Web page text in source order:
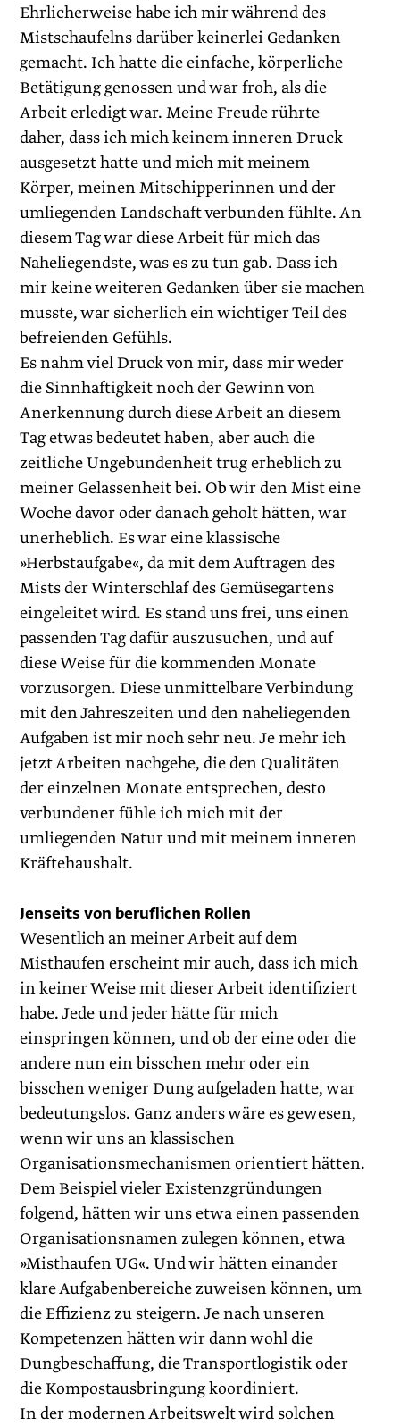
Ehrlicherweise habe ich mir während des
Mistschaufelns darüber keinerlei Gedanken
gemacht. Ich hatte die einfache, körperliche
Betätigung genossen und war froh, als die
Arbeit erledigt war. Meine Freude rührte
daher, dass ich mich keinem inneren Druck
ausgesetzt hatte und mich mit meinem
Körper, meinen Mitschipperinnen und der
umliegenden Landschaft verbunden fühlte. An
diesem Tag war diese Arbeit für mich das
Naheliegendste, was es zu tun gab. Dass ich
mir keine weiteren Gedanken über sie machen
musste, war sicherlich ein wichtiger Teil des
befreienden Gefühls.
Es nahm viel Druck von mir, dass mir weder
die Sinnhaftigkeit noch der Gewinn von
Anerkennung durch diese Arbeit an diesem
Tag etwas bedeutet haben, aber auch die
zeitliche Ungebundenheit trug erheblich zu
meiner Gelassenheit bei. Ob wir den Mist eine
Woche davor oder danach geholt hätten, war
unerheblich. Es war eine klassische
»Herbstaufgabe«, da mit dem Auftragen des
Mists der Winterschlaf des Gemüsegartens
eingeleitet wird. Es stand uns frei, uns einen
passenden Tag dafür auszu­suchen, und auf
diese Weise für die kommenden Monate
vorzusorgen. Diese unmittelbare Verbindung
mit den Jahreszeiten und den naheliegenden
Aufgaben ist mir noch sehr neu. Je mehr ich
jetzt Arbeiten nachgehe, die den Qualitäten
der einzelnen Monate entsprechen, desto
verbundener fühle ich mich mit der
umliegenden Natur und mit meinem inneren
Kräftehaushalt.
Jenseits von beruflichen Rollen
Wesentlich an meiner Arbeit auf dem
Misthaufen erscheint mir auch, dass ich mich
in keiner Weise mit dieser Arbeit identifiziert
habe. Jede und jeder hätte für mich
einspringen können, und ob der eine oder die
andere nun ein bisschen mehr oder ein
bisschen weniger Dung aufgeladen hatte, war
bedeutungslos. Ganz anders wäre es gewesen,
wenn wir uns an klassischen
Organisationsmechanismen orientiert hätten.
Dem Beispiel vieler Existenzgründungen
folgend, hätten wir uns etwa einen passenden
Organisationsnamen zulegen können, etwa
»Misthaufen UG«. Und wir hätten einander
klare Aufgabenbereiche zuweisen können, um
die Effizienz zu steigern. Je nach unseren
Kompetenzen hätten wir dann wohl die
Dungbeschaffung, die Transportlogis­tik oder
die Kompostausbringung koordiniert.
In der modernen Arbeitswelt wird solchen